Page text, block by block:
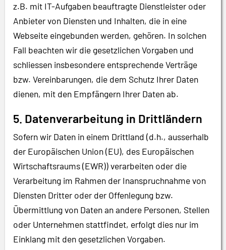
z.B. mit IT-Aufgaben beauftragte Dienstleister oder
Anbieter von Diensten und Inhalten, die in eine
Webseite eingebunden werden, gehören. In solchen
Fall beachten wir die gesetzlichen Vorgaben und
schliessen insbesondere entsprechende Verträge
bzw. Vereinbarungen, die dem Schutz Ihrer Daten
dienen, mit den Empfängern Ihrer Daten ab.
5. Datenverarbeitung in Drittländern
Sofern wir Daten in einem Drittland (d.h., ausserhalb
der Europäischen Union (EU), des Europäischen
Wirtschaftsraums (EWR)) verarbeiten oder die
Verarbeitung im Rahmen der Inanspruchnahme von
Diensten Dritter oder der Offenlegung bzw.
Übermittlung von Daten an andere Personen, Stellen
oder Unternehmen stattfindet, erfolgt dies nur im
Einklang mit den gesetzlichen Vorgaben.